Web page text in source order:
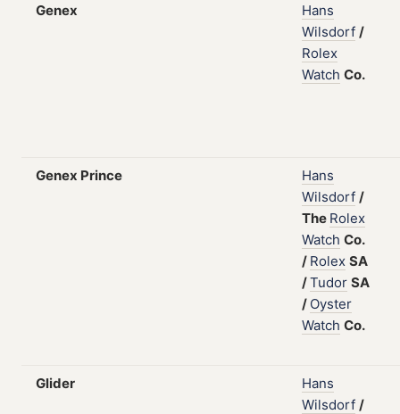
Genex
Hans
Wilsdorf /
Rolex
Watch Co.
Genex Prince
Hans
Wilsdorf /
The Rolex
Watch Co.
/ Rolex SA
/Tudor SA
/ Oyster
Watch Co.
Glider
Hans
Wilsdorf /